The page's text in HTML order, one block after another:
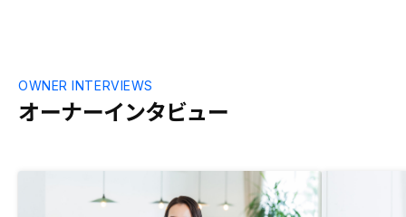
オーナーインタビュー
OWNER INTERVIEWS